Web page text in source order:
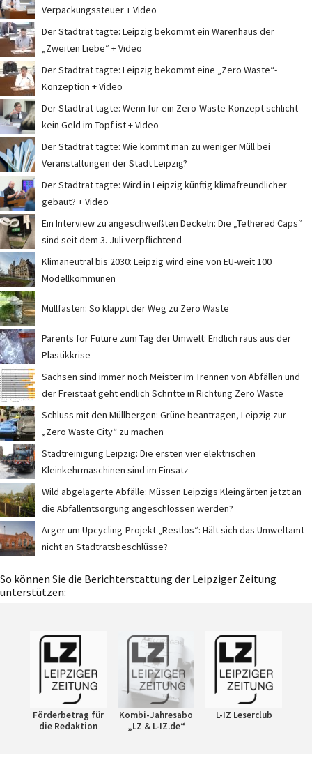
Verpackungssteuer + Video
Der Stadtrat tagte: Leipzig bekommt ein Warenhaus der
„Zweiten Liebe“ + Video
Der Stadtrat tagte: Leipzig bekommt eine „Zero Waste“-
Konzeption + Video
Der Stadtrat tagte: Wenn für ein Zero-Waste-Konzept schlicht
kein Geld im Topf ist + Video
Der Stadtrat tagte: Wie kommt man zu weniger Müll bei
Veranstaltungen der Stadt Leipzig?
Der Stadtrat tagte: Wird in Leipzig künftig klimafreundlicher
gebaut? + Video
Ein Interview zu angeschweißten Deckeln: Die „Tethered Caps“
sind seit dem 3. Juli verpflichtend
Klimaneutral bis 2030: Leipzig wird eine von EU-weit 100
Modellkommunen
Müllfasten: So klappt der Weg zu Zero Waste
Parents for Future zum Tag der Umwelt: Endlich raus aus der
Plastikkrise
Sachsen sind immer noch Meister im Trennen von Abfällen und
der Freistaat geht endlich Schritte in Richtung Zero Waste
Schluss mit den Müllbergen: Grüne beantragen, Leipzig zur
„Zero Waste City“ zu machen
Stadtreinigung Leipzig: Die ersten vier elektrischen
Kleinkehrmaschinen sind im Einsatz
Wild abgelagerte Abfälle: Müssen Leipzigs Kleingärten jetzt an
die Abfallentsorgung angeschlossen werden?
Ärger um Upcycling-Projekt „Restlos“: Hält sich das Umweltamt
nicht an Stadtratsbeschlüsse?
So können Sie die Berichterstattung der Leipziger Zeitung
unterstützen:
Förderbetrag für
die Redaktion
Kombi-Jahresabo
„LZ & L-IZ.de“
L-IZ Leserclub